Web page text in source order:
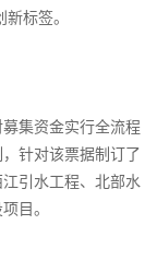
标签。
集资金实行全流程
针对该票据制订了
引水工程、北部水
目。